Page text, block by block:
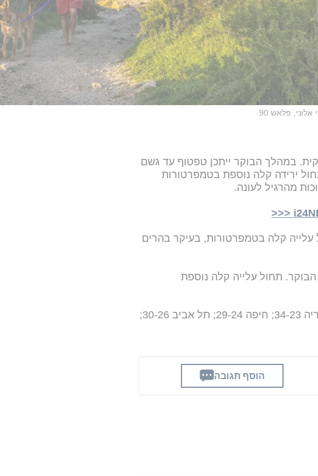
אלוני, פלאש 90
במהלך הבוקר ייתכן טפטוף עד גשם
ירידה קלה נוספת בטמפרטורות
מהרגיל לעונה.
עלייה קלה בטמפרטורות, בעיקר בהרים
תחול עלייה קלה נוספת
קריית שמונה 34-21; טבריה 34-23; חיפה 29-24; תל אביב 30-26;
הוסף תגובה